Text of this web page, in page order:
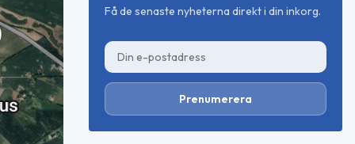
Få de senaste nyheterna direkt i din inkorg.
Prenumerera